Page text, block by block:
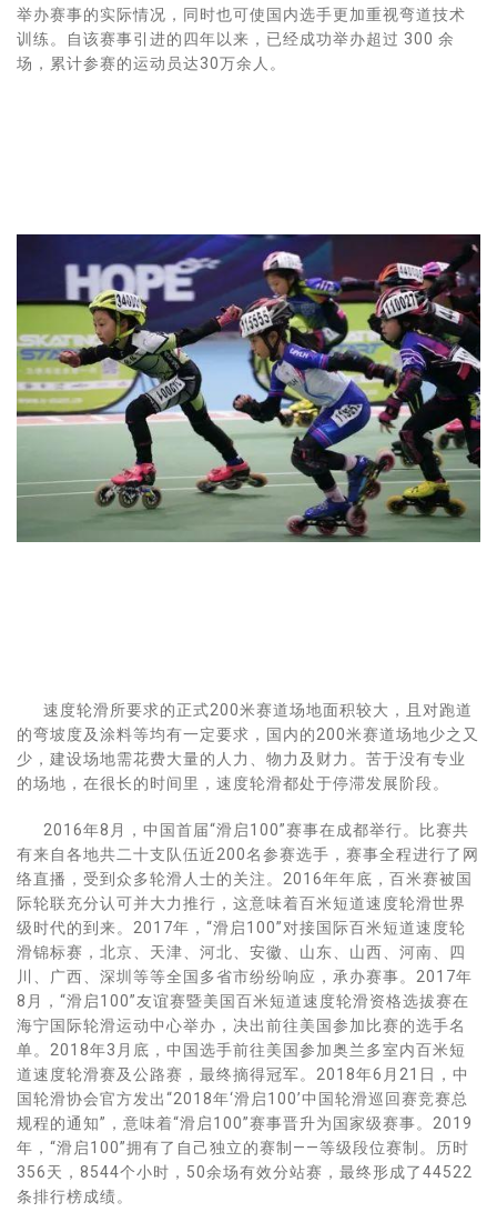
举办赛事的实际情况，同时也可使国内选手更加重视弯道技术
训练。自该赛事引进的四年以来，已经成功举办超过 300 余
场，累计参赛的运动员达30万余人。
速度轮滑所要求的正式200米赛道场地面积较大，且对跑道
的弯坡度及涂料等均有一定要求，国内的200米赛道场地少之又
少，建设场地需花费大量的人力、物力及财力。苦于没有专业
的场地，在很长的时间里，速度轮滑都处于停滞发展阶段。
2016年8月，中国首届“滑启100”赛事在成都举行。比赛共
有来自各地共二十支队伍近200名参赛选手，赛事全程进行了网
络直播，受到众多轮滑人士的关注。2016年年底，百米赛被国
际轮联充分认可并大力推行，这意味着百米短道速度轮滑世界
级时代的到来。2017年，“滑启100”对接国际百米短道速度轮
滑锦标赛，北京、天津、河北、安徽、山东、山西、河南、四
川、广西、深圳等等全国多省市纷纷响应，承办赛事。2017年
8月，“滑启100”友谊赛暨美国百米短道速度轮滑资格选拔赛在
海宁国际轮滑运动中心举办，决出前往美国参加比赛的选手名
单。2018年3月底，中国选手前往美国参加奥兰多室内百米短
道速度轮滑赛及公路赛，最终摘得冠军。2018年6月21日，中
国轮滑协会官方发出“2018年‘滑启100’中国轮滑巡回赛竞赛总
规程的通知”，意味着“滑启100”赛事晋升为国家级赛事。2019
年，“滑启100”拥有了自己独立的赛制——等级段位赛制。历时
356天，8544个小时，50余场有效分站赛，最终形成了44522
条排行榜成绩。